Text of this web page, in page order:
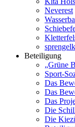
Neverest
Beteiligung
„Grüne
Sport-
Das
Das
Das
Die
Die